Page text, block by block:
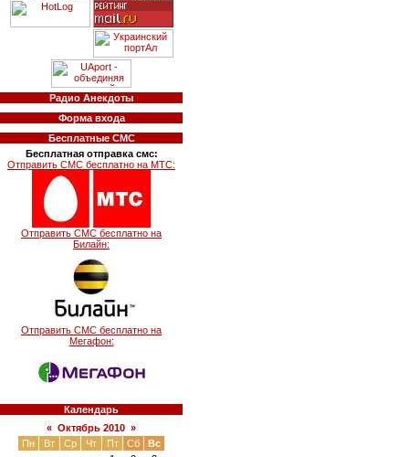
Радио Анекдоты
Форма входа
Бесплатные СМС
Бесплатная отправка смс:
Отправить СМС бесплатно на МТС:
Отправить СМС бесплатно на
Билайн:
Отправить СМС бесплатно на
Мегафон:
Календарь
« Октябрь 2010 »
Пн
Вт Ср Чт Пт Сб
Вс